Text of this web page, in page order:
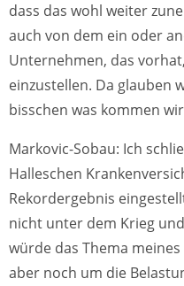
dass das wohl weiter
auch von dem ein oder
Unternehmen, das
einzustellen. Da glauben
bisschen was kommen
Markovic-Sobau: Ich
Halleschen
Rekordergebnis
nicht unter dem Krieg
würde das Thema
aber noch um die